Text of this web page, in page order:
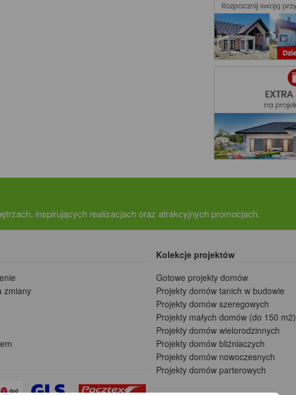
inspirujących realizacjach oraz atrakcyjnych promocjach.
zmiany
Kolekcje projektów
Gotowe projekty domów
Projekty domów tanich w budowie
Projekty domów szeregowych
Projekty małych domów (do 150 m2)
Projekty domów wielorodzinnych
Projekty domów bliźniaczych
Projekty domów nowoczesnych
Projekty domów parterowych